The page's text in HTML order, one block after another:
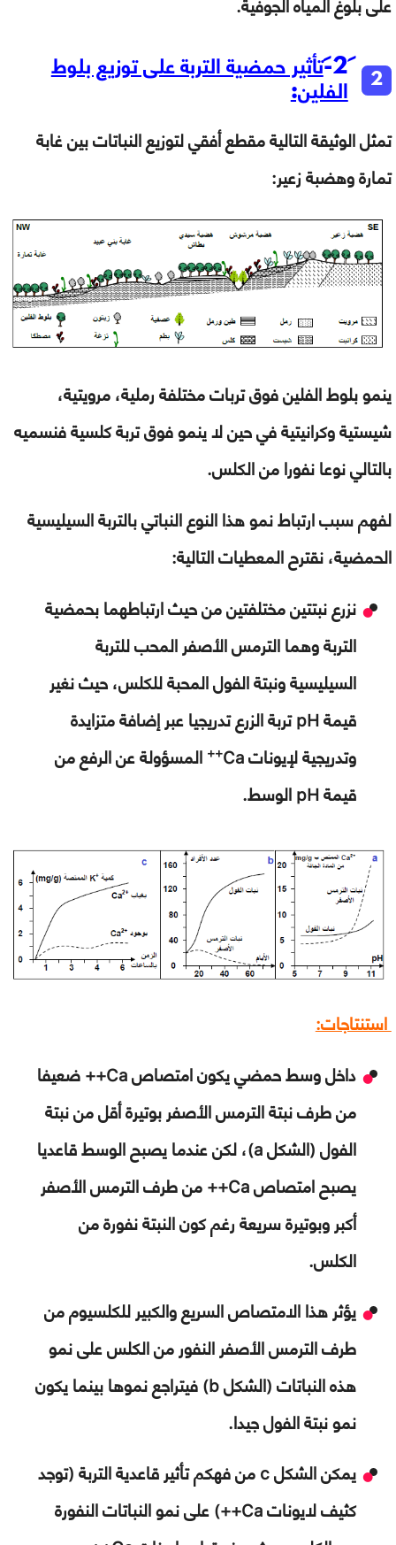
2-
تأثير حمضية التربة على توزيع بلوط
الفلين:
تمثل الوثيقة التالية مقطع أفقي لتوزيع النباتات بين غابة
تمارة وهضبة زعير:
ينمو بلوط الفلين فوق تربات مختلفة رملية،مرويتية،
شيستية وكرانيتية في حين لا ينمو فوق تربة كلسية فنسميه
بالتالي نوعا نفورا من الكلس.
لفهم سببارتباط نمو هذا النوع النباتي بالتربة السيليسية
الحمضية،نقترح المعطيات التالية:
نزرع نبتتين مختلفتين من حيث ارتباطهما بحمضية
التربة وهما الترمس الأصفر المحب للتربة
السيليسية ونبتة الفول المحبة للكلس، حيث نغير
قيمةpHتربة الزرع تدريجيا عبر إضافة متزايدة
وتدريجية لإيوناتCa
++ المسؤولة عن الرفع من
قيمةpHالوسط.
استنتاجات:
داخل وسط حمضي يكون امتصاصCa++
ضعيفا
من طرف نبتة الترمس الأصفر بوتيرة أقل من نبتة
الفول (الشكلa)، لكن عندما يصبح الوسط قاعديا
يصبح امتصاصCa++
من طرف الترمس الأصفر
أكبر وبوتيرة سريعة رغم كون النبتة نفورة من
الكلس.
يؤثر هذا الامتصاص السريع والكبير للكلسيوم من
طرف الترمس الأصفر النفور من الكلس على نمو
هذه النباتات (الشكلb) فيتراجع نموها بينما يكون
نمو نبتة الفول جيدا.
يمكن الشكلcمن فهكم تأثير قاعدية التربة (توجد
كثيف لايوناتCa++
) على نمو النباتات النفورة